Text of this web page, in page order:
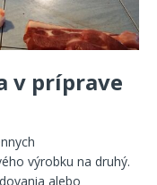
v príprave
výrobku na druhý.
alebo